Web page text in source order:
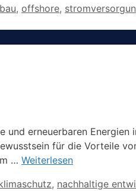
, offshore,
erneuerbaren Energien
für die Vorteile
… Weiterlesen
, nachhaltige